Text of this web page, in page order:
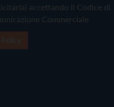
accettando il Codice di
Commerciale